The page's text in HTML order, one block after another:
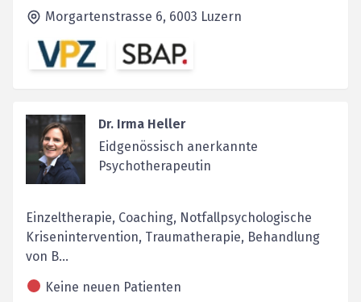
Morgartenstrasse 6, 6003 Luzern
Dr. Irma Heller
Eidgenössisch anerkannte
Psychotherapeutin
Einzeltherapie, Coaching, Notfallpsychologische
Krisenintervention, Traumatherapie, Behandlung
von B...
Keine neuen Patienten